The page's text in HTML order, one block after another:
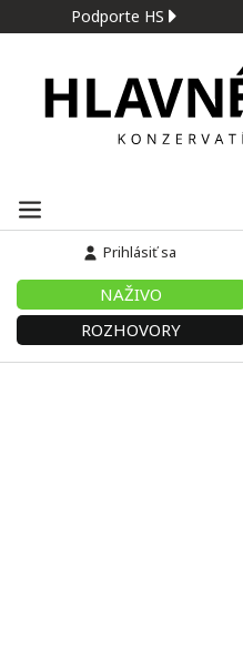
Podporte HS
Prihlásiť sa
NAŽIVO
ROZHOVORY